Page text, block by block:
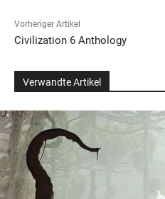
Vorheriger Artikel
Civilization 6 Anthology
Verwandte Artikel